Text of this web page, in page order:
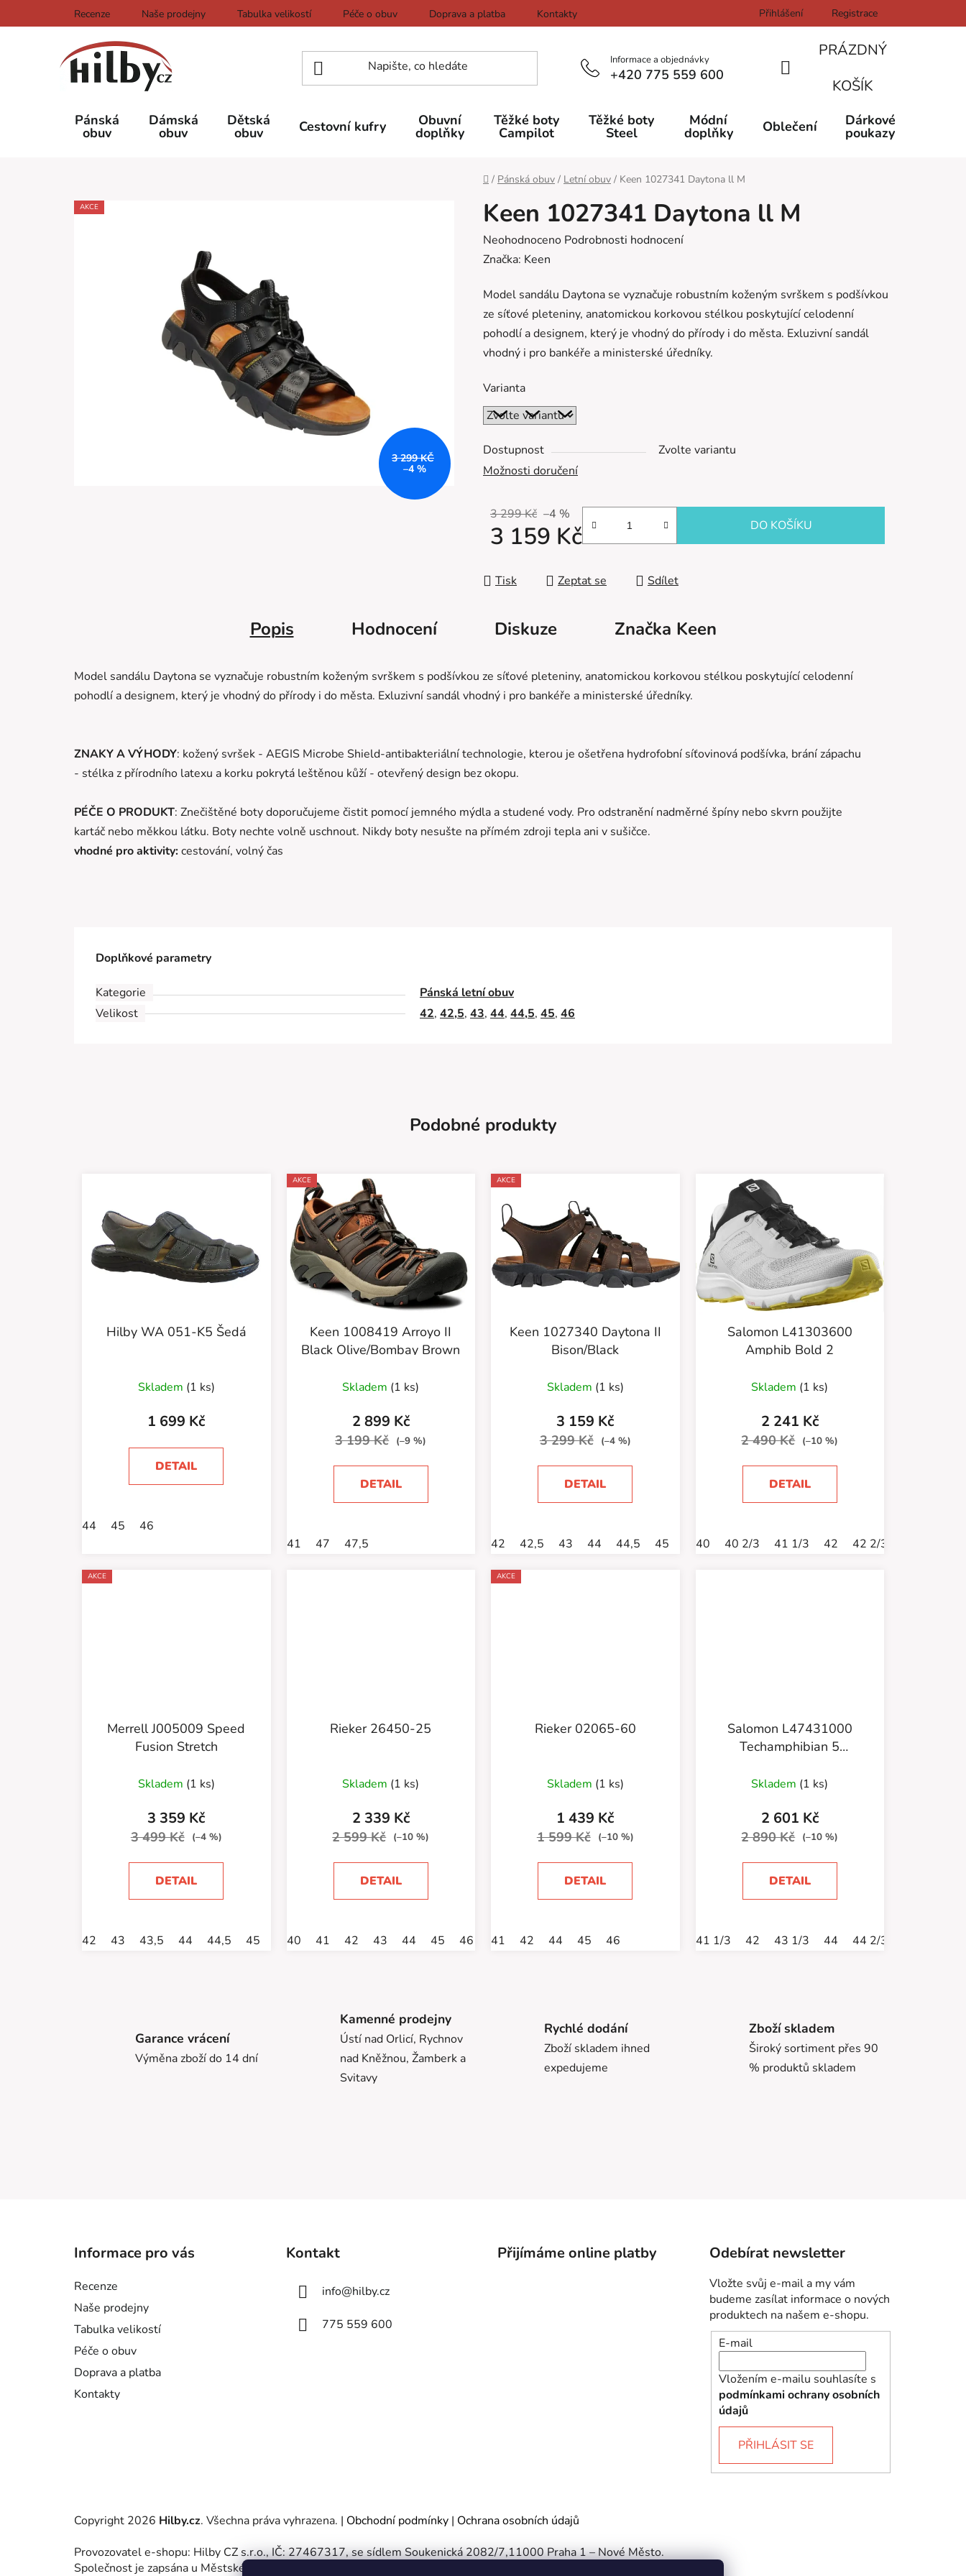
na
Recenze Naše prodejny Tabulka velikostí Péče o obuv Doprava a platba Kontakty Přihlášení Registrace
Informace a objednávky
+420 775 559 600
NÁKUPNÍ
KOŠÍK
PRÁZDNÝ
KOŠÍK
Pánská
obuv
Dámská
obuv
Dětská
obuv Cestovní kufry Obuvní
doplňky
Těžké boty
Campilot
Těžké boty
Steel
Módní
doplňky Oblečení Dárkové
poukazy
Domů
/ Pánská obuv / Letní obuv / Keen 1027341 Daytona ll M
Keen 1027341 Daytona ll M
Průměrné
hodnocení
je
0,0
z
5
Neohodnoceno Podrobnosti hodnocení
Značka: Keen
Model sandálu Daytona se vyznačuje robustním koženým svrškem s podšívkou
ze síťové pleteniny, anatomickou korkovou stélkou poskytující celodenní
pohodlí a designem, který je vhodný do přírody i do města. Exluzivní sandál
vhodný i pro bankéře a ministerské úředníky.
Varianta
Dostupnost
Zvolte variantu
Možnosti doručení
3 299 Kč –4 %
3 159 Kč DO KOŠÍKU
Tisk Zeptat se Sdílet
AKCE
3 299 KČ
–4 %
Popis Hodnocení Diskuze Značka Keen
Model sandálu Daytona se vyznačuje robustním koženým svrškem s podšívkou ze síťové pleteniny, anatomickou korkovou stélkou poskytující celodenní
pohodlí a designem, který je vhodný do přírody i do města. Exluzivní sandál vhodný i pro bankéře a ministerské úředníky.
ZNAKY A VÝHODY: kožený svršek - AEGIS Microbe Shield-antibakteriální technologie, kterou je ošetřena hydrofobní síťovinová podšívka, brání zápachu
- stélka z přírodního latexu a korku pokrytá leštěnou kůží - otevřený design bez okopu.
PÉČE O PRODUKT: Znečištěné boty doporučujeme čistit pomocí jemného mýdla a studené vody. Pro odstranění nadměrné špíny nebo skvrn použijte
kartáč nebo měkkou látku. Boty nechte volně uschnout. Nikdy boty nesušte na přímém zdroji tepla ani v sušičce.
vhodné pro aktivity:cestování, volný čas
Doplňkové parametry
Kategorie
Pánská letní obuv
Velikost
42, 42,5, 43, 44, 44,5, 45, 46
Podobné produkty
Hilby WA 051-K5 Šedá
Skladem (1 ks)
1 699 Kč
DETAIL
44 45 46
AKCE
Keen 1008419 Arroyo II
Black Olive/Bombay Brown
Skladem (1 ks)
2 899 Kč
3 199 Kč (–9 %)
DETAIL
41 47 47,5
AKCE
Keen 1027340 Daytona II
Bison/Black
Skladem (1 ks)
3 159 Kč
3 299 Kč (–4 %)
DETAIL
42 42,5 43 44 44,5 45 46 47 48
Salomon L41303600
Amphib Bold 2
Skladem (1 ks)
2 241 Kč
2 490 Kč (–10 %)
DETAIL
40 40 2/3 41 1/3 42 42 2/3
AKCE
Merrell J005009 Speed
Fusion Stretch
Skladem (1 ks)
3 359 Kč
3 499 Kč (–4 %)
DETAIL
42 43 43,5 44 44,5 45 46 46,5
Rieker 26450-25
Skladem (1 ks)
2 339 Kč
2 599 Kč (–10 %)
DETAIL
40 41 42 43 44 45 46 47
AKCE
Rieker 02065-60
Skladem (1 ks)
1 439 Kč
1 599 Kč (–10 %)
DETAIL
41 42 44 45 46
Salomon L47431000
Techamphibian 5
Skladem (1 ks)
2 601 Kč
2 890 Kč (–10 %)
DETAIL
41 1/3 42 43 1/3 44 44 2/3
Garance vrácení
Výměna zboží do 14 dní
Kamenné prodejny
Ústí nad Orlicí, Rychnov
nad Kněžnou, Žamberk a
Svitavy
Rychlé dodání
Zboží skladem ihned
expedujeme
Zboží skladem
Široký sortiment přes 90
% produktů skladem
Informace pro vás
Recenze
Naše prodejny
Tabulka velikostí
Péče o obuv
Doprava a platba
Kontakty
Kontakt
info@hilby.cz
775 559 600
Přijímáme online platby Odebírat newsletter
Vložte svůj e-mail a my vám
budeme zasílat informace o nových
produktech na našem e-shopu.
E-mail
Vložením e-mailu souhlasíte s
podmínkami ochrany osobních
údajů
PŘIHLÁSIT SE
Copyright 2026 Hilby.cz. Všechna práva vyhrazena. | Obchodní podmínky | Ochrana osobních údajů
Provozovatel e-shopu: Hilby CZ s.r.o., IČ: 27467317, se sídlem Soukenická 2082/7,11000 Praha 1 – Nové Město.
Společnost je zapsána u Městského soudu v Praze - oddíl C, vložka 197085.